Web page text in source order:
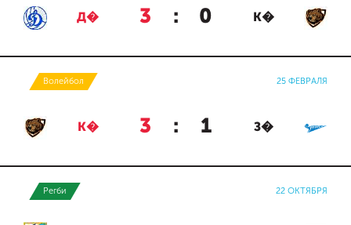
Д� 3 : 0 К�
Волейбол 25 ФЕВРАЛЯ
К� 3 : 1 З�
Регби 22 ОКТЯБРЯ